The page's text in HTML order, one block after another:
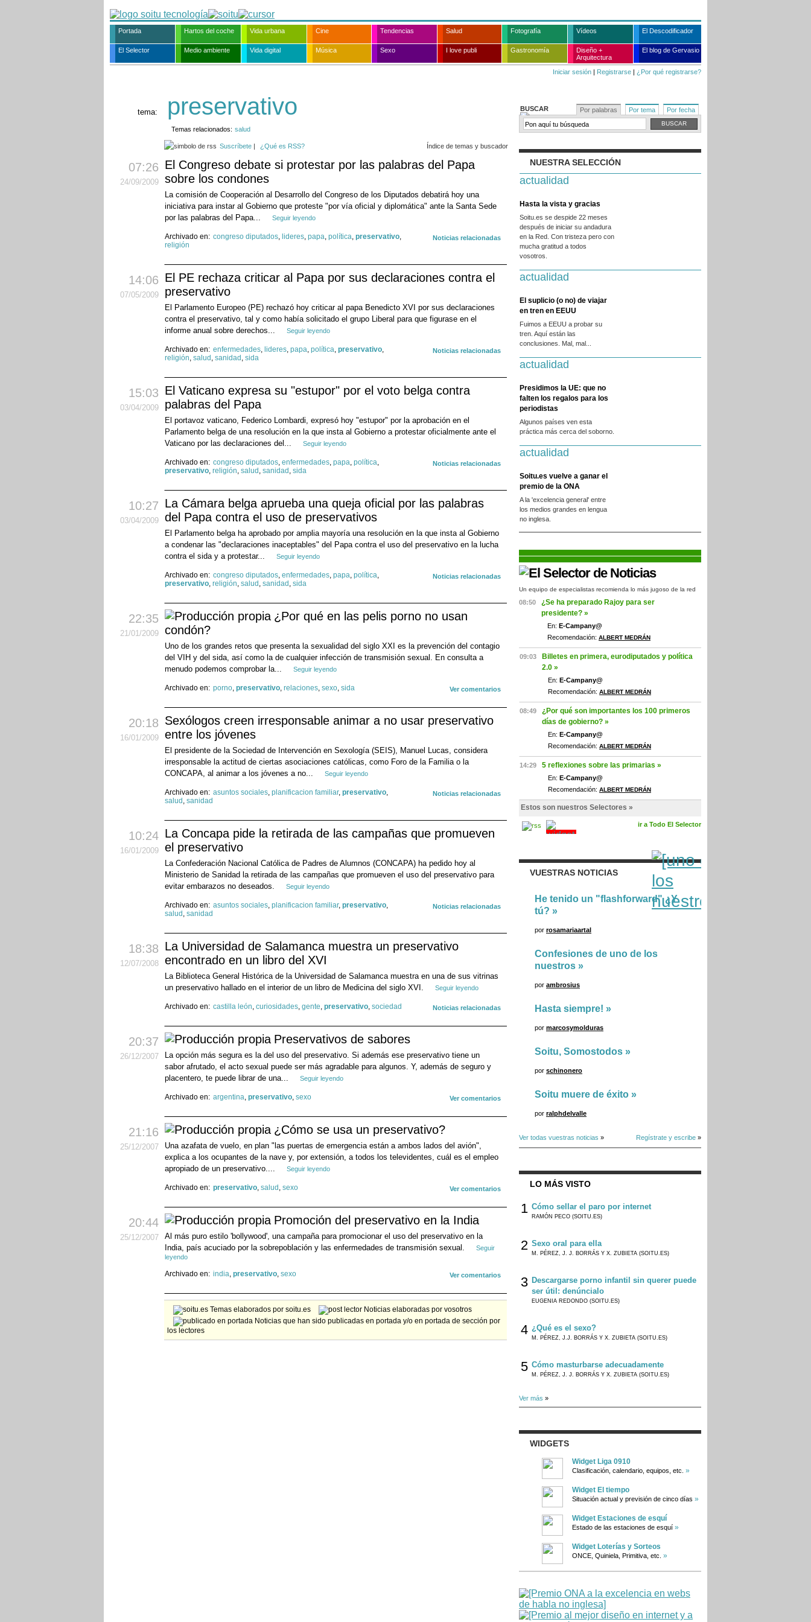
Portada Hartos del coche Vida urbana Cine Tendencias Salud Fotografía Vídeos El Descodificador
El Selector Medio ambiente Vida digital Música Sexo I love publi Gastronomía
Diseño +
Arquitectura
El blog de Gervasio
Iniciar sesión | Registrarse | ¿Por qué registrarse?
BUSCAR Por palabras Por tema Por fecha
NUESTRA SELECCIÓN
actualidad
Hasta la vista y gracias
Soitu.es se despide 22 meses
después de iniciar su andadura
en la Red. Con tristeza pero con
mucha gratitud a todos
vosotros.
actualidad
El suplicio (o no) de viajar
en tren en EEUU
Fuimos a EEUU a probar su
tren. Aquí están las
conclusiones. Mal, mal...
actualidad
Presidimos la UE: que no
falten los regalos para los
periodistas
Algunos países ven esta
práctica más cerca del soborno.
actualidad
Soitu.es vuelve a ganar el
premio de la ONA
A la 'excelencia general' entre
los medios grandes en lengua
no inglesa.
Un equipo de especialistas recomienda lo más jugoso de la red
08:50
¿Se ha preparado Rajoy para ser
presidente? »
En: E-Campany@
Recomendación: ALBERT MEDRÁN
09:03
Billetes en primera, eurodiputados y política
2.0 »
En: E-Campany@
Recomendación: ALBERT MEDRÁN
08:49
¿Por qué son importantes los 100 primeros
días de gobierno? »
En: E-Campany@
Recomendación: ALBERT MEDRÁN
14:29 5 reflexiones sobre las primarias »
En: E-Campany@
Recomendación: ALBERT MEDRÁN
Estos son nuestros Selectores »
ir a Todo El Selector
VUESTRAS NOTICIAS
He tenido un "flashforward" ¿Y
tú? »
por rosamariaartal
Confesiones de uno de los
nuestros »
por ambrosius
Hasta siempre! »
por marcosymolduras
Soitu, Somostodos »
por schinonero
Soitu muere de éxito »
por ralphdelvalle
Ver todas vuestras noticias » Regístrate y escribe »
LO MÁS VISTO
1 Cómo sellar el paro por internet
RAMÓN PECO (SOITU.ES)
2 Sexo oral para ella
M. PÉREZ, J. J. BORRÁS Y X. ZUBIETA (SOITU.ES)
3 Descargarse porno infantil sin querer puede
ser útil: denúncialo
EUGENIA REDONDO (SOITU.ES)
4 ¿Qué es el sexo?
M. PÉREZ, J.J. BORRÁS Y X. ZUBIETA (SOITU.ES)
5 Cómo masturbarse adecuadamente
M. PÉREZ, J. J. BORRÁS Y X. ZUBIETA (SOITU.ES)
Ver más »
WIDGETS
Widget Liga 0910
Clasificación, calendario, equipos, etc. »
Widget El tiempo
Situación actual y previsión de cinco días »
Widget Estaciones de esquí
Estado de las estaciones de esquí »
Widget Loterías y Sorteos
ONCE, Quiniela, Primitiva, etc. »
tema: preservativo
Temas relacionados: salud
Suscríbete ¿Qué es RSS? Índice de temas y buscador
07:26
24/09/2009
El Congreso debate si protestar por las palabras del Papa
sobre los condones
La comisión de Cooperación al Desarrollo del Congreso de los Diputados debatirá hoy una
iniciativa para instar al Gobierno que proteste "por vía oficial y diplomática" ante la Santa Sede
por las palabras del Papa...
Seguir leyendo
Noticias relacionadas
Archivado en: congreso diputados, lideres, papa, política, preservativo,
religión
14:06
07/05/2009
El PE rechaza criticar al Papa por sus declaraciones contra el
preservativo
El Parlamento Europeo (PE) rechazó hoy criticar al papa Benedicto XVI por sus declaraciones
contra el preservativo, tal y como había solicitado el grupo Liberal para que figurase en el
informe anual sobre derechos...
Seguir leyendo
Noticias relacionadas
Archivado en: enfermedades, lideres, papa, política, preservativo,
religión, salud , sanidad , sida
15:03
03/04/2009
El Vaticano expresa su "estupor" por el voto belga contra
palabras del Papa
El portavoz vaticano, Federico Lombardi, expresó hoy "estupor" por la aprobación en el
Parlamento belga de una resolución en la que insta al Gobierno a protestar oficialmente ante el
Vaticano por las declaraciones del...
Seguir leyendo
Noticias relacionadas
Archivado en: congreso diputados, enfermedades, papa, política,
preservativo, religión, salud , sanidad , sida
10:27
03/04/2009
La Cámara belga aprueba una queja oficial por las palabras
del Papa contra el uso de preservativos
El Parlamento belga ha aprobado por amplia mayoría una resolución en la que insta al Gobierno
a condenar las "declaraciones inaceptables" del Papa contra el uso del preservativo en la lucha
contra el sida y a protestar...
Seguir leyendo
Noticias relacionadas
Archivado en: congreso diputados, enfermedades, papa, política,
preservativo, religión, salud , sanidad , sida
22:35
21/01/2009
¿Por qué en las pelis porno no usan
condón?
Uno de los grandes retos que presenta la sexualidad del siglo XXI es la prevención del contagio
del VIH y del sida, así como la de cualquier infección de transmisión sexual. En consulta a
menudo podemos comprobar la...
Seguir leyendo
Ver comentarios
Archivado en: porno, preservativo, relaciones, sexo, sida
20:18
16/01/2009
Sexólogos creen irresponsable animar a no usar preservativo
entre los jóvenes
El presidente de la Sociedad de Intervención en Sexología (SEIS), Manuel Lucas, considera
irresponsable la actitud de ciertas asociaciones católicas, como Foro de la Familia o la
CONCAPA, al animar a los jóvenes a no...
Seguir leyendo
Noticias relacionadas
Archivado en: asuntos sociales, planificacion familiar, preservativo,
salud , sanidad
10:24
16/01/2009
La Concapa pide la retirada de las campañas que promueven
el preservativo
La Confederación Nacional Católica de Padres de Alumnos (CONCAPA) ha pedido hoy al
Ministerio de Sanidad la retirada de las campañas que promueven el uso del preservativo para
evitar embarazos no deseados.
Seguir leyendo
Noticias relacionadas
Archivado en: asuntos sociales, planificacion familiar, preservativo,
salud , sanidad
18:38
12/07/2008
La Universidad de Salamanca muestra un preservativo
encontrado en un libro del XVI
La Biblioteca General Histórica de la Universidad de Salamanca muestra en una de sus vitrinas
un preservativo hallado en el interior de un libro de Medicina del siglo XVI.
Seguir leyendo
Noticias relacionadas
Archivado en: castilla león, curiosidades, gente, preservativo, sociedad
20:37
26/12/2007
Preservativos de sabores
La opción más segura es la del uso del preservativo. Si además ese preservativo tiene un
sabor afrutado, el acto sexual puede ser más agradable para algunos. Y, además de seguro y
placentero, te puede librar de una...
Seguir leyendo
Ver comentarios
Archivado en: argentina, preservativo, sexo
21:16
25/12/2007
¿Cómo se usa un preservativo?
Una azafata de vuelo, en plan "las puertas de emergencia están a ambos lados del avión",
explica a los ocupantes de la nave y, por extensión, a todos los televidentes, cuál es el empleo
apropiado de un preservativo....
Seguir leyendo
Ver comentarios
Archivado en: preservativo, salud , sexo
20:44
25/12/2007
Promoción del preservativo en la India
Al más puro estilo 'bollywood', una campaña para promocionar el uso del preservativo en la
India, país acuciado por la sobrepoblación y las enfermedades de transmisión sexual.
Seguir
leyendo
Ver comentarios
Archivado en: india, preservativo, sexo
Temas elaborados por soitu.es
Noticias elaboradas por vosotros
Noticias que han sido publicadas en portada y/o en portada de sección por
los lectores